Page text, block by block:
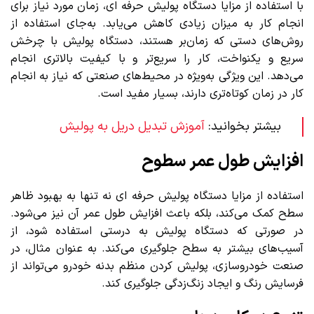
با استفاده از مزایا دستگاه پولیش حرفه ای، زمان مورد نیاز برای
انجام کار به میزان زیادی کاهش می‌یابد. به‌جای استفاده از
روش‌های دستی که زمان‌بر هستند، دستگاه پولیش با چرخش
سریع و یکنواخت، کار را سریع‌تر و با کیفیت بالاتری انجام
می‌دهد. این ویژگی به‌ویژه در محیط‌های صنعتی که نیاز به انجام
کار در زمان کوتاه‌تری دارند، بسیار مفید است.
بیشتر بخوانید: آموزش تبدیل دریل به پولیش
افزایش طول عمر سطوح
استفاده از مزایا دستگاه پولیش حرفه ای نه تنها به بهبود ظاهر
سطح کمک می‌کند، بلکه باعث افزایش طول عمر آن نیز می‌شود.
در صورتی که دستگاه پولیش به درستی استفاده شود، از
آسیب‌های بیشتر به سطح جلوگیری می‌کند. به عنوان مثال، در
صنعت خودروسازی، پولیش کردن منظم بدنه خودرو می‌تواند از
فرسایش رنگ و ایجاد زنگ‌زدگی جلوگیری کند.